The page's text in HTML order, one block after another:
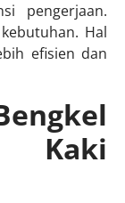
pengerjaan.
Hal
efisien dan